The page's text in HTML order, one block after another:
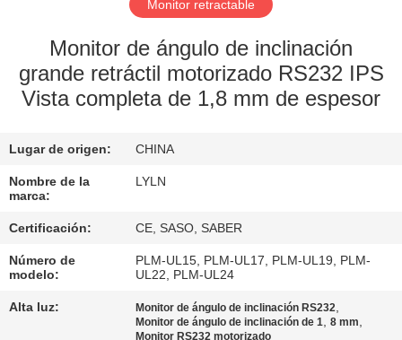
VIAJE
DE
LA
CONTROL
ÉNTRENOS
Monitor retractable
Monitor de ángulo de inclinación
grande retráctil motorizado RS232 IPS
Vista completa de 1,8 mm de espesor
Lugar de origen: CHINA
Nombre de la
marca:
LYLN
Certificación: CE, SASO, SABER
Número de
modelo:
PLM-UL15, PLM-UL17, PLM-UL19, PLM-
UL22, PLM-UL24
Alta luz: Monitor de ángulo de inclinación RS232,
Monitor de ángulo de inclinación de 1,8 mm,
Monitor RS232 motorizado